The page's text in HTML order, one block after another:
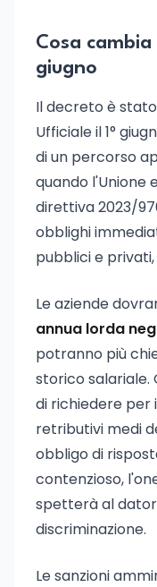
Cosa
giugno
Il decreto è
Ufficiale il 1°
di un percorso
quando l'Unione
direttiva 2023/
obblighi
pubblici e
Le aziende
annua lorda
potranno più
storico salariale.
di richiedere per
retributivi medi
obbligo di
contenzioso,
spetterà al
discriminazione.
Le sanzioni